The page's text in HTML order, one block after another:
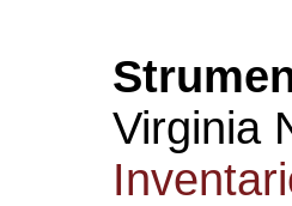
Virginia